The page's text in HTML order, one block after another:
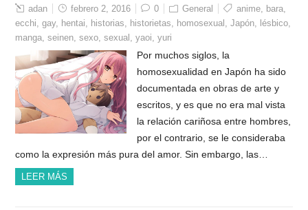
adan febrero 2, 2016 0 General anime bara
ecchi ,gay, hentai historias historietas homosexual ,Japón lésbico
manga ,seinen ,sexo ,sexual ,yaoi ,yuri
Por muchos siglos, la
homosexualidad en Japón ha sido
documentada en obras de arte y
escritos, y es que no era mal vista
la relación cariñosa entre hombres,
por el contrario, se le consideraba
como la expresión más pura del amor. Sin embargo, las…
LEER MÁS